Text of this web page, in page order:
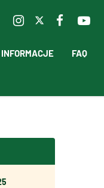
INFORMACJE FAQ